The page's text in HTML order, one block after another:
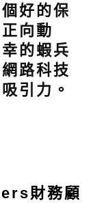
好的保
向動
的蝦兵
路科技
引力。
財務顧